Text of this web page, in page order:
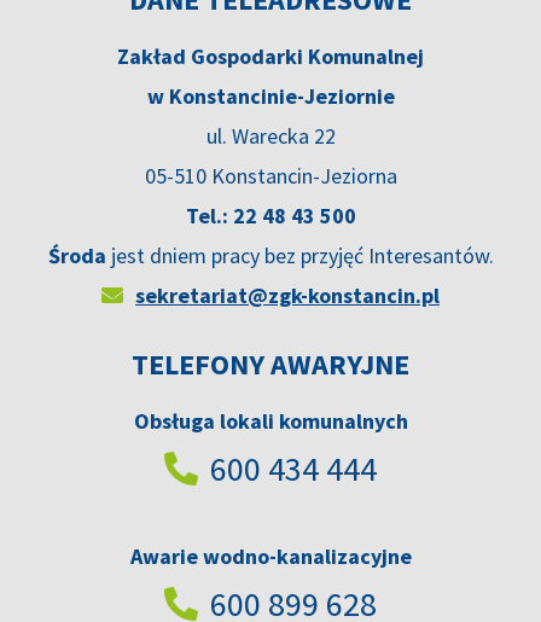
Zakład Gospodarki Komunalnej
w Konstancinie-Jeziornie
ul. Warecka 22
05-510 Konstancin-Jeziorna
Tel.: 22 48 43 500
Środa jest dniem pracy bez przyjęć Interesantów.
sekretariat@zgk-konstancin.pl
TELEFONY AWARYJNE
Obsługa lokali komunalnych
600 434 444
Awarie wodno-kanalizacyjne
600 899 628